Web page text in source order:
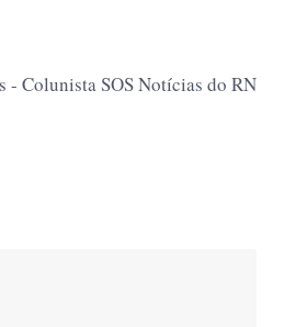
- Colunista SOS Notícias do RN